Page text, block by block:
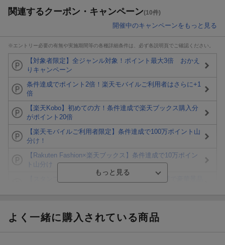
関連するクーポン・キャンペーン(10件)
開催中のキャンペーンをもっと見る
※エントリー必要の有無や実施期間等の各種詳細条件は、必ず各説明頁でご確認ください。
【対象者限定】全ジャンル対象！ポイント最大3倍 おかえ
りキャンペーン
条件達成でポイント2倍！楽天モバイルご利用者はさらに+1
倍
【楽天Kobo】初めての方！条件達成で楽天ブックス購入分
がポイント20倍
【楽天モバイルご利用者限定】条件達成で100万ポイント山
分け！
【Rakuten Fashion×楽天ブックス】条件達成で10万ポイン
ト山分け
ラン）が当たる！
よく一緒に購入されている商品